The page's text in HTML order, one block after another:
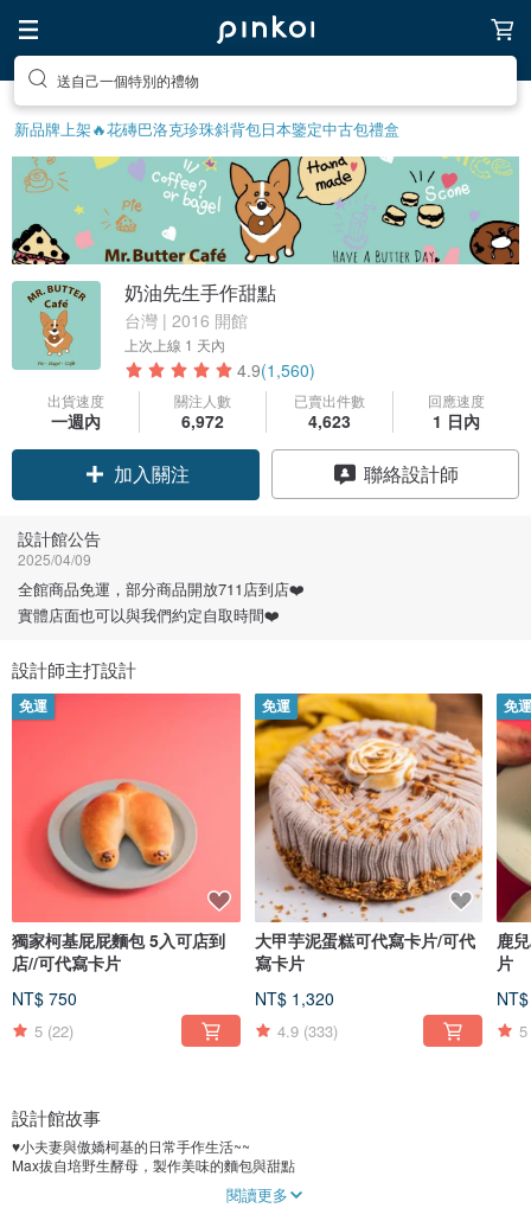
送自己一個特別的禮物
新品牌上架🔥花磚巴洛克珍珠斜背包日本鑒定中古包禮盒
奶油先生手作甜點
台灣 | 2016 開館
上次上線 1 天內
4.9(1,560)
出貨速度
一週內
關注人數
6,972
已賣出件數
4,623
回應速度
1 日內
加入關注 聯絡設計師
設計館公告
2025/04/09
全館商品免運，部分商品開放711店到店❤️
實體店面也可以與我們約定自取時間❤️
設計師主打設計
免運
獨家柯基屁屁麵包 5入可店到
店//可代寫卡片
NT$ 750
5 (22)
免運
大甲芋泥蛋糕可代寫卡片/可代
寫卡片
NT$ 1,320
4.9 (333)
免
鹿
片
5
設計館故事
♥小夫妻與傲嬌柯基的日常手作生活~~
Max拔自培野生酵母，製作美味的麵包與甜點
Peri麻負責設計並手工縫製柯基犬相關週邊
閱讀更多